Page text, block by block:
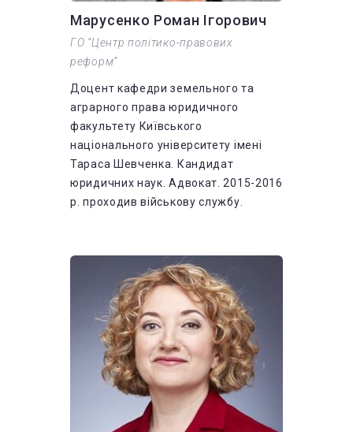
Марусенко Роман Ігорович
ГО “Центр політико-правових
реформ”
Доцент кафедри земельного та
аграрного права юридичного
факультету Київського
національного університету імені
Тараса Шевченка. Кандидат
юридичних наук. Адвокат. 2015-2016
р. проходив військову службу.